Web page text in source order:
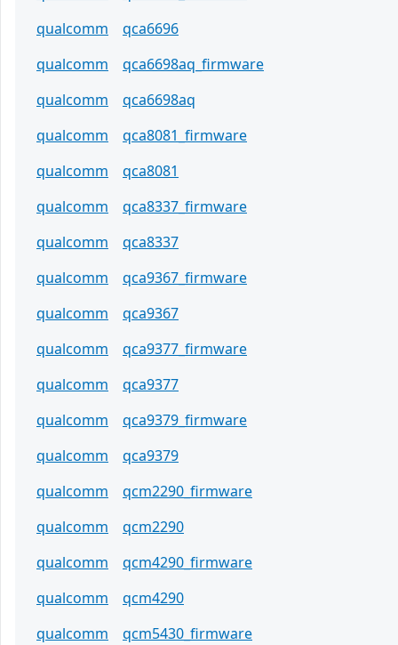
qualcomm
qca6696
qualcomm
qca6698aq_firmware
qualcomm
qca6698aq
qualcomm
qca8081_firmware
qualcomm
qca8081
qualcomm
qca8337_firmware
qualcomm
qca8337
qualcomm
qca9367_firmware
qualcomm
qca9367
qualcomm
qca9377_firmware
qualcomm
qca9377
qualcomm
qca9379_firmware
qualcomm
qca9379
qualcomm
qcm2290_firmware
qualcomm
qcm2290
qualcomm
qcm4290_firmware
qualcomm
qcm4290
qualcomm
qcm5430_firmware